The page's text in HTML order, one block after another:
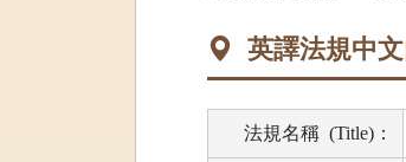
英譯法規中
法規名稱 (Title) ：